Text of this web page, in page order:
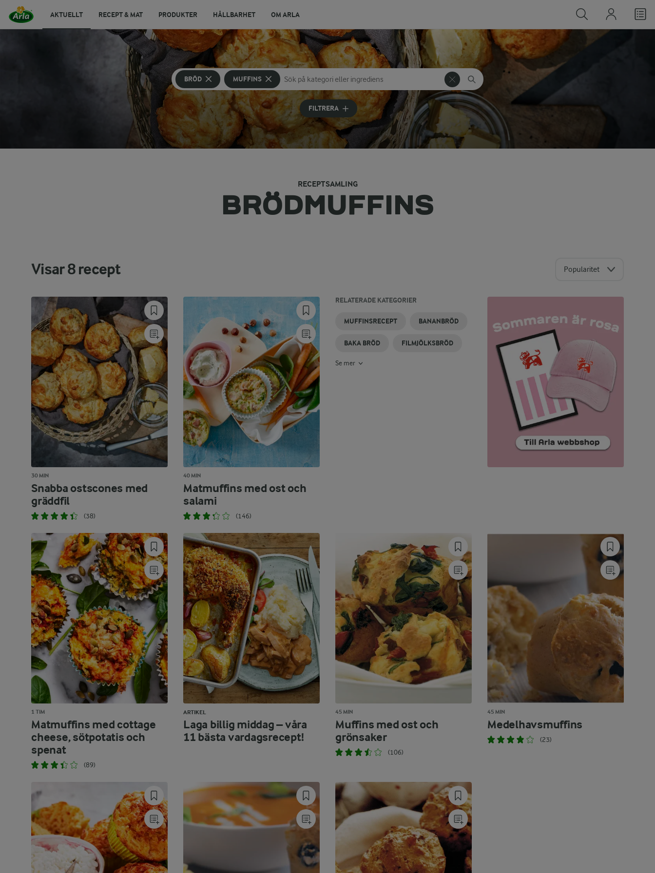
AKTUELLT RECEPT & MAT PRODUKTER HÅLLBARHET OM ARLA
BRÖD MUFFINS
Sök på kategori eller ingrediens
Skriv in sökord för att få förslag
FILTRERA
RECEPTSAMLING
BRÖDMUFFINS
Visar8recept Popularitet
30 MIN
Snabba ostscones med
gräddfil
(38)
40 MIN
Matmuffins med ost och
salami
(146)
RELATERADE KATEGORIER
MUFFINSRECEPT BANANBRÖD
BAKA BRÖD FILMJÖLKSBRÖD
RÅGBRÖD
CHOKLADMUFFINS
FULLKORNSBRÖD
GLUTENFRITT
KLADDKAKEMUFFINS
INDISKT
BRÖD
Se mer
1 TIM
Matmuffins med cottage
cheese, sötpotatis och
spenat
(89)
ARTIKEL
Laga billig middag – våra
11 bästa vardagsrecept!
45 MIN
Muffins med ost och
grönsaker
(106)
45 MIN
Medelhavsmuffins
(23)